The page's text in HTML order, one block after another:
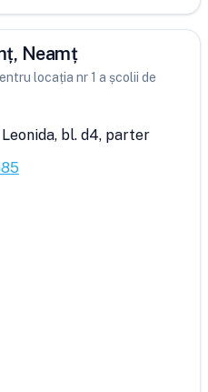
Neamț
locația nr 1 a școlii de
bl. d4, parter